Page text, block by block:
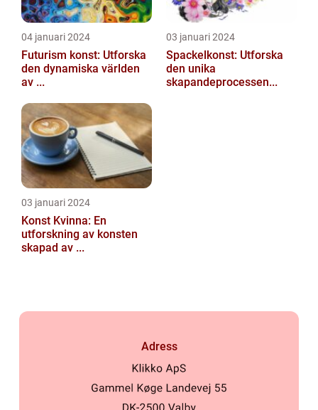
04 januari 2024
Futurism konst: Utforska
den dynamiska världen
av ...
03 januari 2024
Spackelkonst: Utforska
den unika
skapandeprocessen...
03 januari 2024
Konst Kvinna: En
utforskning av konsten
skapad av ...
Adress